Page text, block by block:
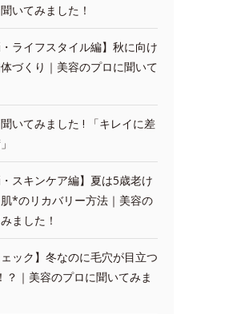
いてみました！
・ライフスタイル編】秋に向け
づくり｜美容のプロに聞いて
いてみました ! 「キレイに差
・スキンケア編】夏は5歳老け
*のリカバリー方法｜美容の
ました！
ェック】冬なのに毛穴が目立つ
？｜美容のプロに聞いてみま